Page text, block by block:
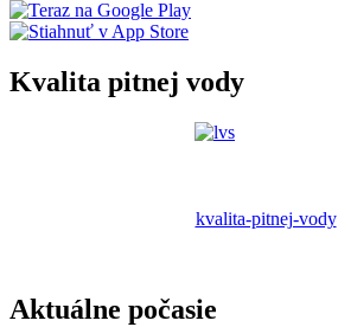
Kvalita pitnej vody
kvalita-pitnej-vody
Aktuálne počasie